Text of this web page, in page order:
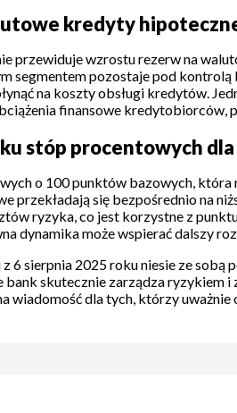
kredyty
przewiduje wzrostu rezerw na
segmentem pozostaje pod
na koszty obsługi kredytów.
finansowe kredytobiorców,
stóp procentowych
o 100 punktów bazowych, która
przekładają się bezpośrednio na
ryzyka, co jest korzystne z
dynamika może wspierać dalszy
6 sierpnia 2025 roku niesie ze
bank skutecznie zarządza ryzykiem
wiadomość dla tych, którzy